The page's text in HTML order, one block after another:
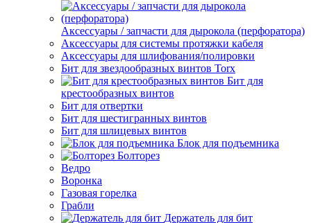
Аксессуары / запчасти для дырокола (перфоратора)
Аксессуары для системы протяжки кабеля
Аксессуары для шлифования/полировки
Бит для звездообразных винтов Torx
Бит для
крестообразных винтов
Бит для отвертки
Бит для шестигранных винтов
Бит для шлицевых винтов
Блок для подъемника
Болторез
Ведро
Воронка
Газовая горелка
Грабли
Держатель для бит